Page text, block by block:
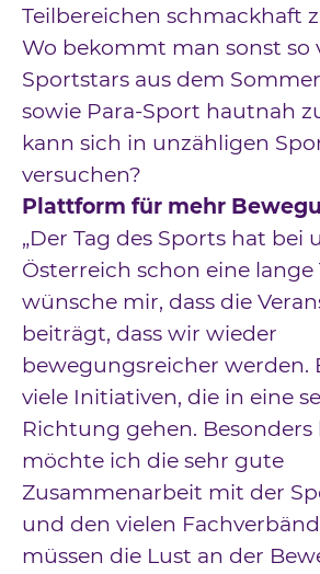
Teilbereichen schmackhaft
Wo bekommt man sonst so
Sportstars aus dem
sowie Para-Sport hautnah
kann sich in unzähligen
versuchen?
Plattform für mehr
„Der Tag des Sports hat bei
Österreich schon eine
wünsche mir, dass die
beiträgt, dass wir wieder
bewegungsreicher werden.
viele Initiativen, die in eine
Richtung gehen.
möchte ich die sehr gute
Zusammenarbeit mit der
und den vielen
müssen die Lust an der